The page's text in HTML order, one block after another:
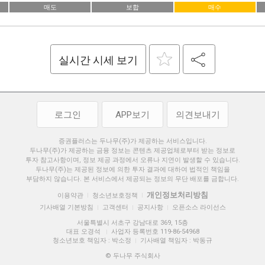
매도 보합 매수
실시간 시세 보기
로그인 APP보기 의견보내기
증권플러스는 두나무(주)가 제공하는 서비스입니다.
두나무(주)가 제공하는 금융 정보는 콘텐츠 제공업체로부터 받는 정보로
투자 참고사항이며, 정보 제공 과정에서 오류나 지연이 발생할 수 있습니다.
두나무(주)는 제공된 정보에 의한 투자 결과에 대하여 법적인 책임을
부담하지 않습니다. 본 서비스에서 제공되는 정보의 무단 배포를 금합니다.
이용약관 청소년보호정책 개인정보처리방침
기사배열 기본방침 고객센터 공지사항
오픈소스 라이선스
서울특별시 서초구 강남대로 369, 15층
대표 오경석
사업자 등록번호 119-86-54968
청소년보호 책임자 : 박소정
기사배열 책임자 : 박동규
© 두나무 주식회사